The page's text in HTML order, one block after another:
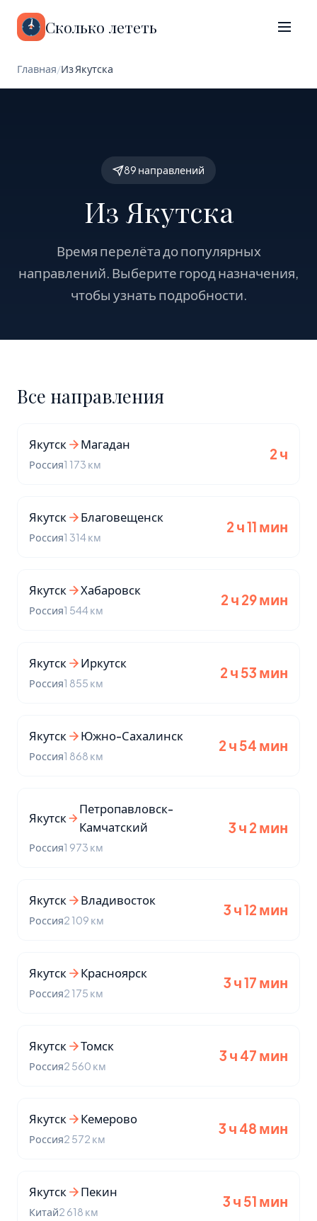
Сколько лететь
Главная/Из Якутска
89 направлений
Из Якутска
Время перелёта до популярных
направлений. Выберите город назначения,
чтобы узнать подробности.
Все направления
Якутск Магадан
Россия1 173 км
2 ч
Якутск Благовещенск
Россия1 314 км
2 ч 11 мин
Якутск Хабаровск
Россия1 544 км
2 ч 29 мин
Якутск Иркутск
Россия1 855 км
2 ч 53 мин
Якутск Южно-Сахалинск
Россия1 868 км
2 ч 54 мин
Якутск
Петропавловск-
Камчатский
Россия1 973 км
3 ч 2 мин
Якутск Владивосток
Россия2 109 км
3 ч 12 мин
Якутск Красноярск
Россия2 175 км
3 ч 17 мин
Якутск Томск
Россия2 560 км
3 ч 47 мин
Якутск Кемерово
Россия2 572 км
3 ч 48 мин
Якутск Пекин
Китай2 618 км
3 ч 51 мин